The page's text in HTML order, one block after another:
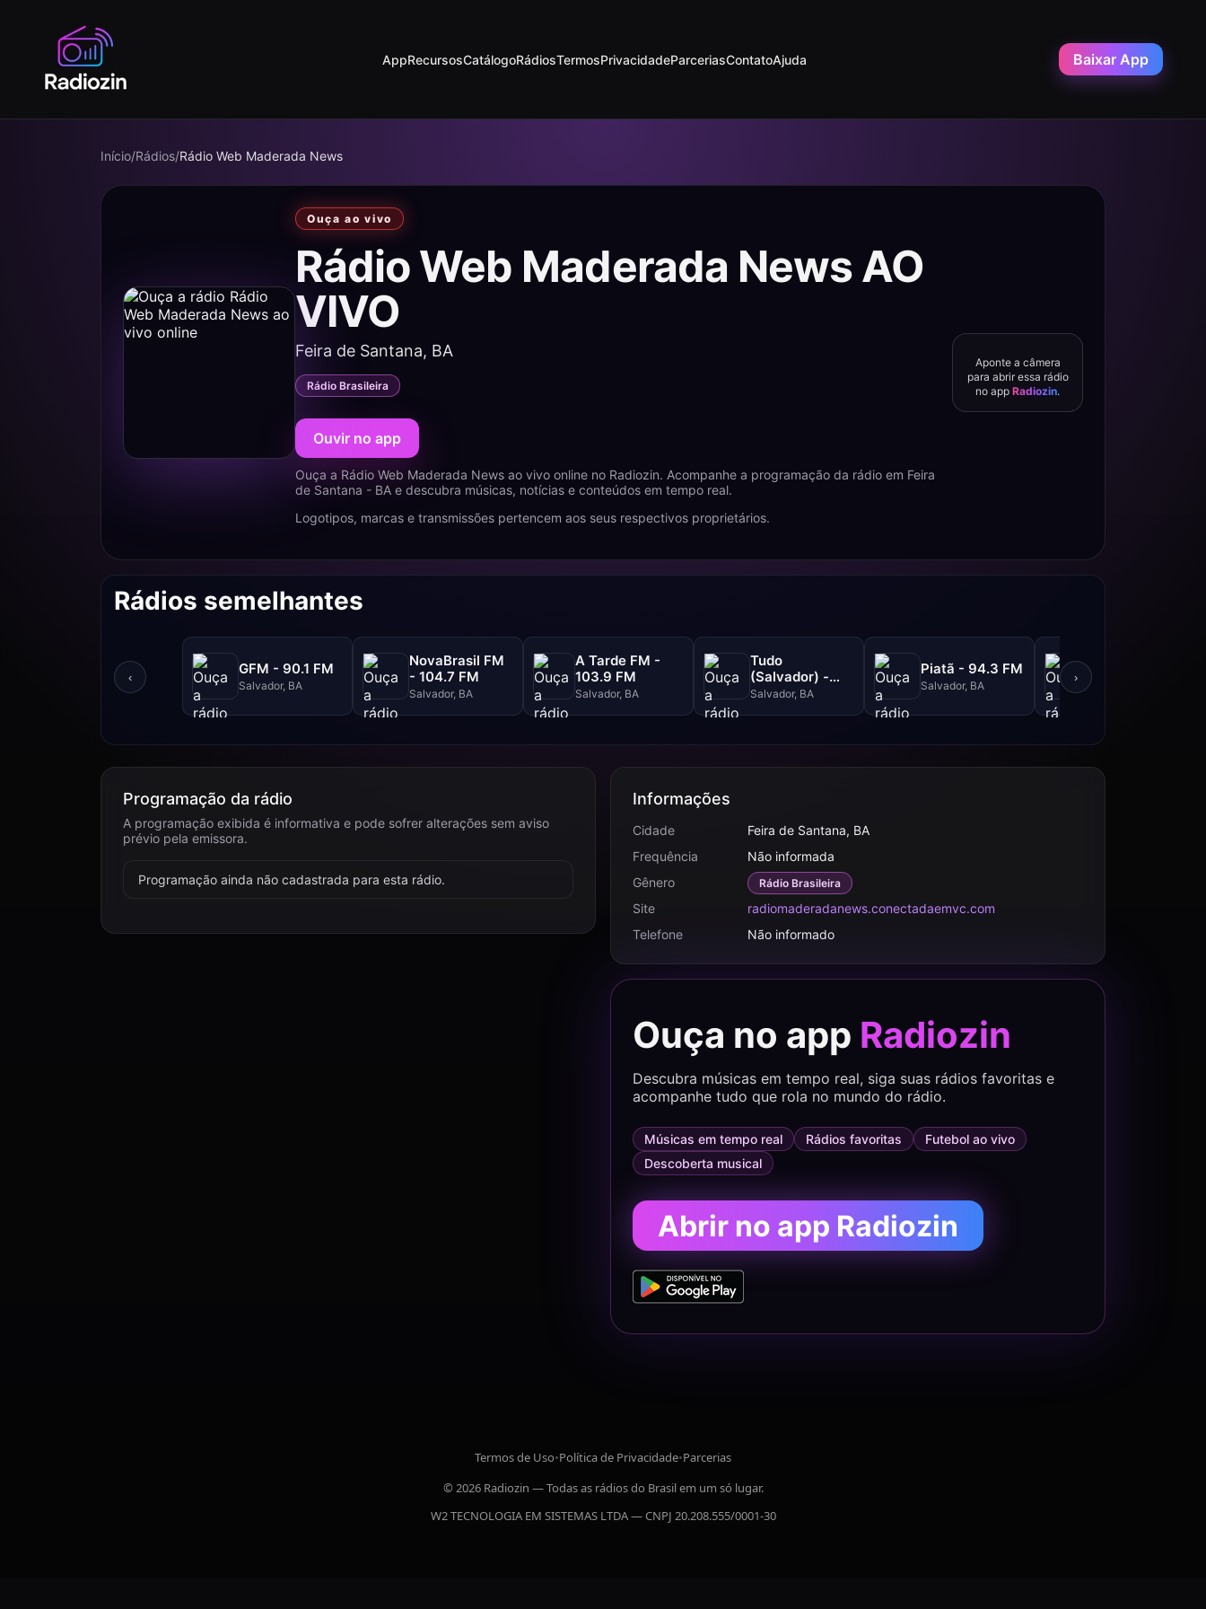
AppRecursosCatálogoRádiosTermosPrivacidadeParceriasContatoAjuda Baixar App
Início/Rádios/Rádio Web Maderada News
Ouça ao vivo
Rádio Web Maderada News AO
VIVO
Feira de Santana, BA
Rádio Brasileira
Ouvir no app
Ouça a Rádio Web Maderada News ao vivo online no Radiozin. Acompanhe a programação da rádio em Feira
de Santana - BA e descubra músicas, notícias e conteúdos em tempo real.
Logotipos, marcas e transmissões pertencem aos seus respectivos proprietários.
Aponte a câmera
para abrir essa rádio
no appRadiozin.
Rádios semelhantes
‹
GFM - 90.1 FM
Salvador, BA
NovaBrasil FM
- 104.7 FM
Salvador, BA
A Tarde FM -
103.9 FM
Salvador, BA
Tudo
(Salvador) -
102.5 FM
Salvador, BA
Piatã - 94.3 FM
Salvador, BA
101.3 FM
›
Programação da rádio
A programação exibida é informativa e pode sofrer alterações sem aviso
prévio pela emissora.
Programação ainda não cadastrada para esta rádio.
Informações
Cidade
Feira de Santana, BA
Frequência
Não informada
Gênero
Rádio Brasileira
Site
radiomaderadanews.conectadaemvc.com
Telefone
Não informado
Ouça no app Radiozin
Descubra músicas em tempo real, siga suas rádios favoritas e
acompanhe tudo que rola no mundo do rádio.
Músicas em tempo real Rádios favoritas
Futebol ao vivo
Descoberta musical
Abrir no app Radiozin
Termos de Uso•Política de Privacidade•Parcerias
© 2026 Radiozin — Todas as rádios do Brasil em um só lugar.
W2 TECNOLOGIA EM SISTEMAS LTDA — CNPJ 20.208.555/0001-30